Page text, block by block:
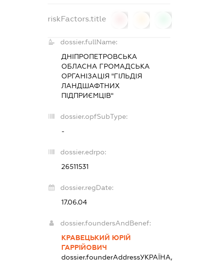
riskFactors.title
dossier.fullName:
ДНІПРОПЕТРОВСЬКА
ОБЛАСНА ГРОМАДСЬКА
ОРГАНІЗАЦІЯ "ГІЛЬДІЯ
ЛАНДШАФТНИХ
ПІДПРИЄМЦІВ"
dossier.opfSubType:
-
dossier.edrpo:
26511531
dossier.regDate:
17.06.04
dossier.foundersAndBenef:
КРАВЕЦЬКИЙ ЮРІЙ
ГАРРІЙОВИЧ
dossier.founderAddressУКРАЇНА,